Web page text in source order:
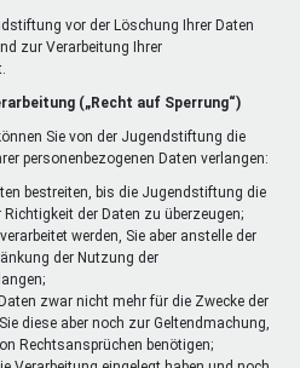
vor der Löschung Ihrer Daten
zur Verarbeitung Ihrer
(„Recht auf Sperrung“)
Sie von der Jugendstiftung die
personenbezogenen Daten verlangen:
bestreiten, bis die Jugendstiftung die
der Daten zu überzeugen;
werden, Sie aber anstelle der
der Nutzung der
zwar nicht mehr für die Zwecke der
diese aber noch zur Geltendmachung,
Rechtsansprüchen benötigen;